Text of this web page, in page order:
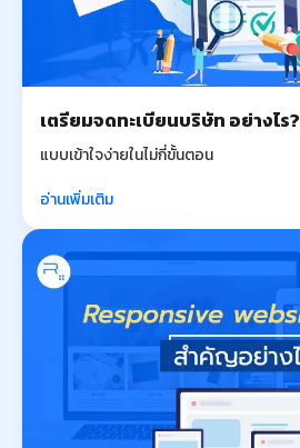
เตรียมจดทะเบียนบริษัท อย่างไร?
แบบเข้าใจง่ายในไม่กี่ขั้นตอน
อ่านเพิ่มเติม